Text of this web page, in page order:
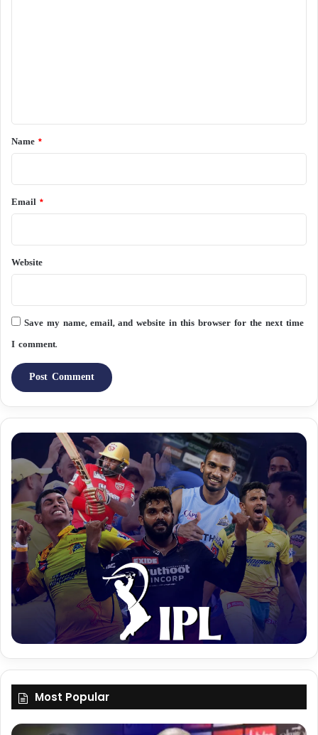
*Name *
Email *
Website
Save my name, email, and website in this browser for the next time
I comment.
Most Popular